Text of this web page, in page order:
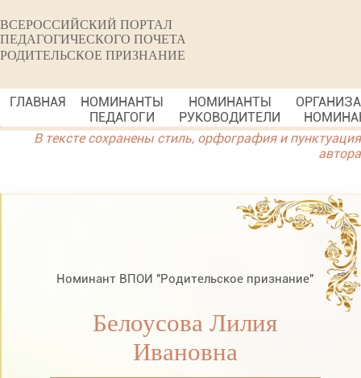
ВСЕРОССИЙСКИЙ ПОРТАЛ
ПЕДАГОГИЧЕСКОГО ПОЧЕТА
РОДИТЕЛЬСКОЕ ПРИЗНАНИЕ
ГЛАВНАЯ
НОМИНАНТЫ
ПЕДАГОГИ
НОМИНАНТЫ
РУКОВОДИТЕЛИ
В тексте сохранены стиль, орфография и пунктуация
автора
Номинант ВПОИ "Родительское признание"
Белоусова Лилия
Ивановна